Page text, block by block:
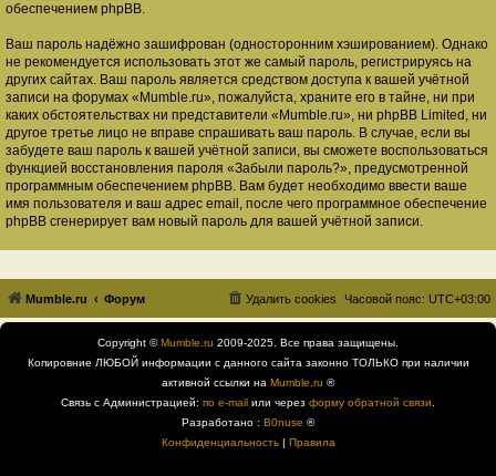
обеспечением phpBB.
Ваш пароль надёжно зашифрован (односторонним хэшированием). Однако
не рекомендуется использовать этот же самый пароль, регистрируясь на
других сайтах. Ваш пароль является средством доступа к вашей учётной
записи на форумах «Mumble.ru», пожалуйста, храните его в тайне, ни при
каких обстоятельствах ни представители «Mumble.ru», ни phpBB Limited, ни
другое третье лицо не вправе спрашивать ваш пароль. В случае, если вы
забудете ваш пароль к вашей учётной записи, вы сможете воспользоваться
функцией восстановления пароля «Забыли пароль?», предусмотренной
программным обеспечением phpBB. Вам будет необходимо ввести ваше
имя пользователя и ваш адрес email, после чего программное обеспечение
phpBB сгенерирует вам новый пароль для вашей учётной записи.
Mumble.ru Форум Часовой пояс: UTC+03:00
Удалить cookies
Copyright ©Mumble.ru 2009-2025. Все права защищены.
Копировние ЛЮБОЙ информации с данного сайта законно ТОЛЬКО при наличии
активной ссылки на Mumble.ru ®
Связь с Администрацией: по e-mail или через форму обратной связи
Разработано : B0nuse ®
Конфиденциальность| Правила